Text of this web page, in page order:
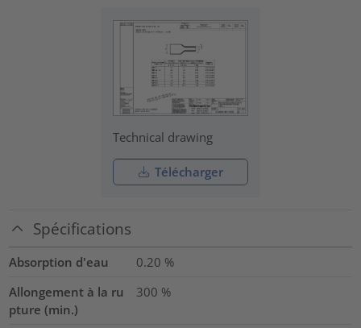
Technical drawing
Télécharger
Spécifications
Absorption d'eau 0.20 %
Allongement à la ru
pture (min.)
300 %